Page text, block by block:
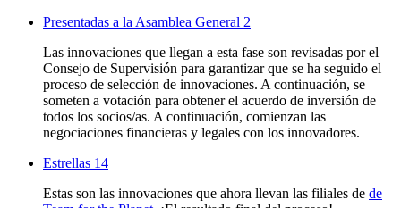
Presentadas a la Asamblea General 2
Las innovaciones que llegan a esta fase son revisadas por el
Consejo de Supervisión para garantizar que se ha seguido el
proceso de selección de innovaciones. A continuación, se
someten a votación para obtener el acuerdo de inversión de
todos los socios/as. A continuación, comienzan las
negociaciones financieras y legales con los innovadores.
Estrellas 14
Estas son las innovaciones que ahora llevan las filiales de de